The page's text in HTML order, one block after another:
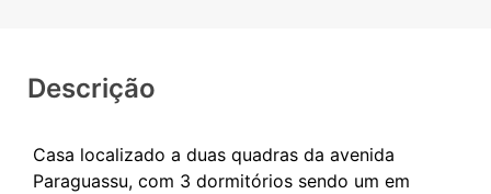
Descrição
Casa localizado a duas quadras da avenida
Paraguassu, com 3 dormitórios sendo um em